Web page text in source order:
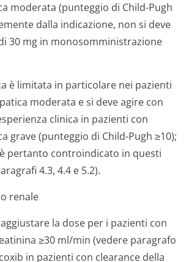
moderata (punteggio di Child-Pugh
dalla indicazione, non si deve
30 mg in monosomministra­zione
è limitata in particolare nei pazienti
moderata e si deve agire con
clinica in pazienti con
grave (punteggio di Child-Pugh ≥10);
pertanto controindicato in questi
4.3, 4.4 e 5.2).
renale
la dose per i pazienti con
≥30 ml/min (vedere paragrafo
in pazienti con clearance della